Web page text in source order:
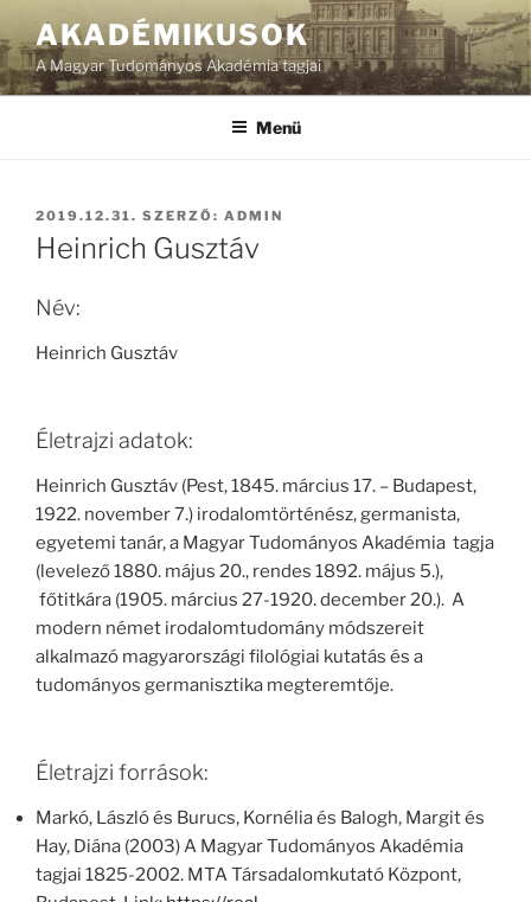
AKADÉMIKUSOK
A Magyar Tudományos Akadémia tagjai
Menü
BEKÜLDVE:
2019.12.31. SZERZŐ: ADMIN
Heinrich Gusztáv
Név:
Heinrich Gusztáv
Életrajzi adatok:
Heinrich Gusztáv (Pest, 1845. március 17. – Budapest,
1922. november 7.) irodalomtörténész, germanista,
egyetemi tanár, a Magyar Tudományos Akadémia tagja
(levelező 1880. május 20., rendes 1892. május 5.),
főtitkára (1905. március 27-1920. december 20.). A
modern német irodalomtudomány módszereit
alkalmazó magyarországi filológiai kutatás és a
tudományos germanisztika megteremtője.
Életrajzi források:
Markó, László és Burucs, Kornélia és Balogh, Margit és
Hay, Diána (2003) A Magyar Tudományos Akadémia
tagjai 1825-2002. MTA Társadalomkutató Központ,